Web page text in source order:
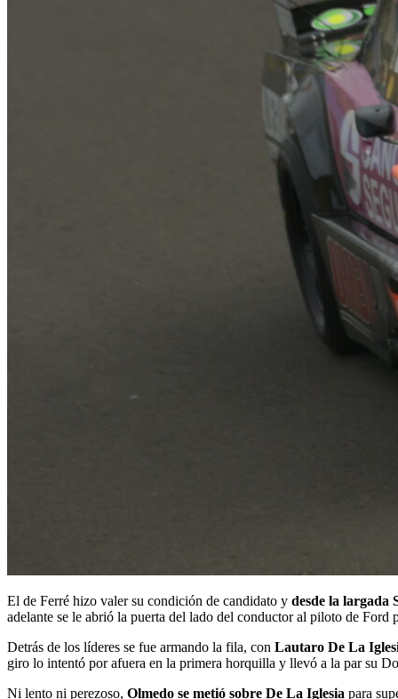
El de Ferré hizo valer su condición de candidato y desde la largada
adelante se le abrió la puerta del lado del conductor al piloto de
Detrás de los líderes se fue armando la fila, con Lautaro De La
giro lo intentó por afuera en la primera horquilla y llevó a la par su
Ni lento ni perezoso, Olmedo se metió sobre De La Iglesia para